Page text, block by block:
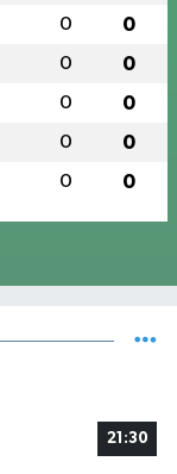
0 0
0 0
0 0
0 0
0 0
21:30